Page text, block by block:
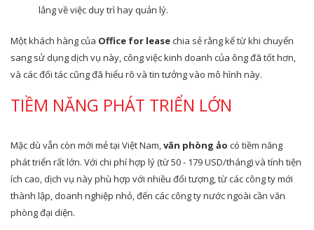
lắng về việc duy trì hay quản lý.
Một khách hàng của Office for leasechia sẻ rằng kể từ khi chuyển
sang sử dụng dịch vụ này, công việc kinh doanh của ông đã tốt hơn,
và các đối tác cũng đã hiểu rõ và tin tưởng vào mô hình này.
TIỀM NĂNG PHÁT TRIỂN LỚN
Mặc dù vẫn còn mới mẻ tại Việt Nam,văn phòng ảo có tiềm năng
phát triển rất lớn. Với chi phí hợp lý (từ 50 - 179 USD/tháng) và tính tiện
ích cao, dịch vụ này phù hợp với nhiều đối tượng, từ các công ty mới
thành lập, doanh nghiệp nhỏ, đến các công ty nước ngoài cần văn
phòng đại diện.